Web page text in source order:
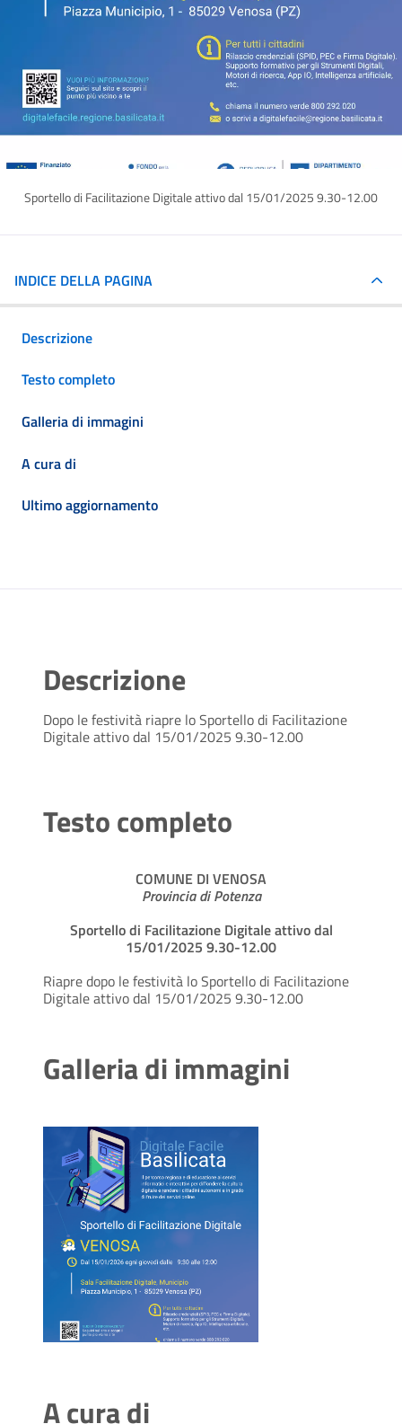
Sportello di Facilitazione Digitale attivo dal 15/01/2025 9.30-12.00
INDICE DELLA PAGINA
Descrizione
Testo completo
Galleria di immagini
A cura di
Ultimo aggiornamento
Descrizione
Dopo le festività riapre lo Sportello di Facilitazione
Digitale attivo dal 15/01/2025 9.30-12.00
Testo completo
COMUNE DI VENOSA
Provincia di Potenza
Sportello di Facilitazione Digitale attivo dal
15/01/2025 9.30-12.00
Riapre dopo le festività lo Sportello di Facilitazione
Digitale attivo dal 15/01/2025 9.30-12.00
Galleria di immagini
A cura di